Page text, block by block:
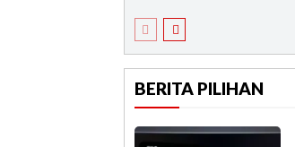
BERITA PILIHAN